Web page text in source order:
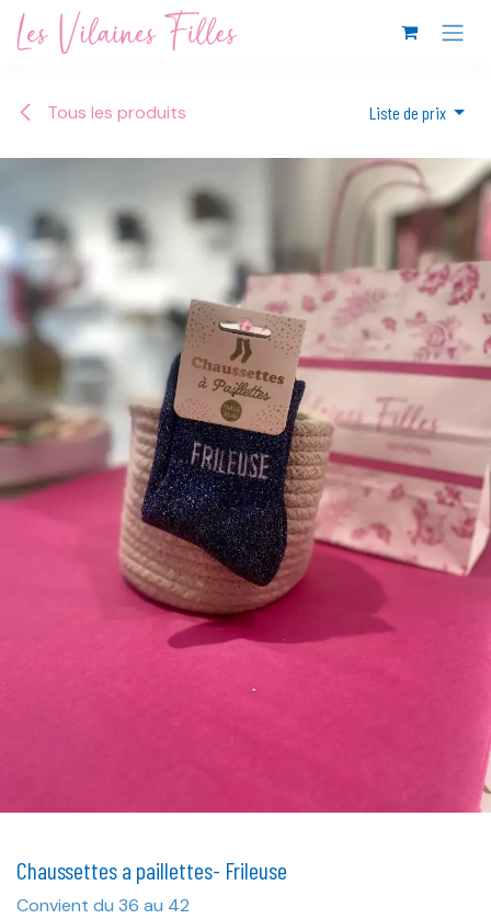
Se rendre au contenu
Tous les produits Liste de prix
Chaussettes a paillettes- Frileuse
Convient du 36 au 42